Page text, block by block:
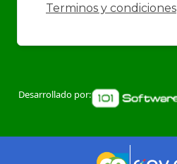
Terminos y condiciones
Desarrollado por: